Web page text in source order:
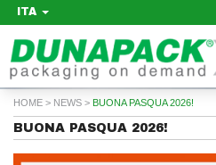
ITA
HOME > NEWS > BUONA PASQUA 2026!
BUONA PASQUA 2026!